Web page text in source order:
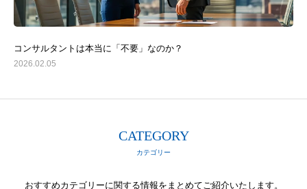
コンサルタントは本当に「不要」なのか？
2026.02.05
CATEGORY
カテゴリー
おすすめカテゴリーに関する情報をまとめてご紹介いたします。